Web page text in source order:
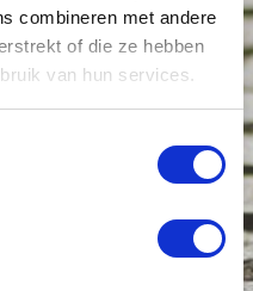
combineren met andere
of die ze hebben
van hun services.